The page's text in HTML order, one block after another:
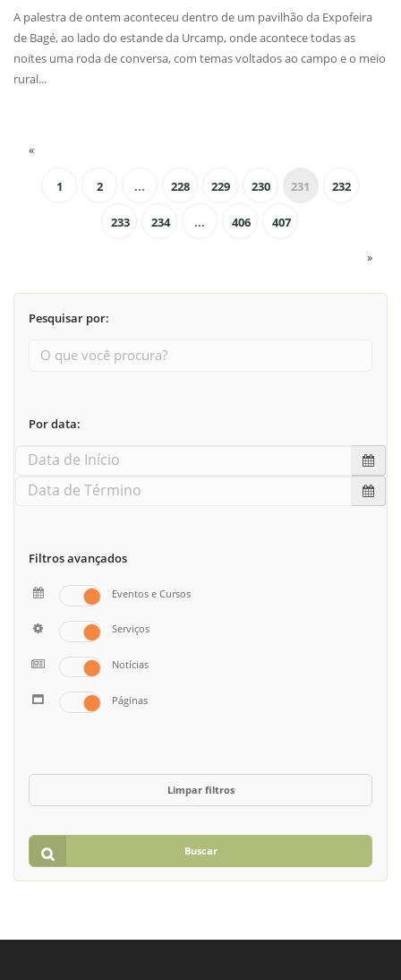
A palestra de ontem aconteceu dentro de um pavilhão da Expofeira
de Bagé, ao lado do estande da Urcamp, onde acontece todas as
noites uma roda de conversa, com temas voltados ao campo e o meio
rural...
«
1 2 ... 228 229 230 231 232
233 234 ... 406 407
»
Pesquisar por:
Por data:
Filtros avançados
Eventos e Cursos
Serviços
Notícias
Páginas
Limpar filtros
Buscar